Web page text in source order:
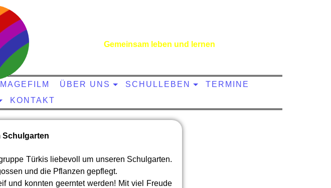
Gemeinsam leben und lernen
IMAGEFILM ÜBER UNS SCHULLEBEN
TERMINE
KONTAKT
Schulgarten
Türkis liebevoll um unseren Schulgarten.
und die Pflanzen gepflegt.
und konnten geerntet werden! Mit viel Freude